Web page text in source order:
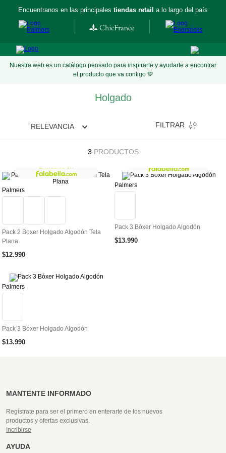
Encuentranos en las principales tiendas retail a lo largo del país
Nuestra web es un catálogo pensado para inspirarte y ayudarte a encontrar
el producto que va contigo 💚
Holgado
RELEVANCIA FILTRAR
3 PRODUCTOS
Exclusivo en
Palmers
Pack 2 Boxer Holgado Algodón Tela
Plana
$12.990
Palmers
Pack 3 Bóxer Holgado Algodón
$13.990
Palmers
Pack 3 Bóxer Holgado Algodón
$13.990
MANTENTE INFORMADO
Regístrate para ser el primero en enterarte de los nuevos
productos y ofertas exclusivas.
Incribirse
AYUDA